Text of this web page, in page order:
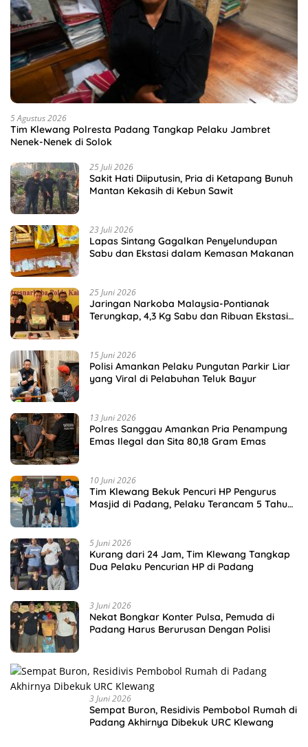
5 Agustus 2026
Tim Klewang Polresta Padang Tangkap Pelaku Jambret
Nenek-Nenek di Solok
25 Juli 2026
Sakit Hati Diiputusin, Pria di Ketapang Bunuh
Mantan Kekasih di Kebun Sawit
23 Juli 2026
Lapas Sintang Gagalkan Penyelundupan
Sabu dan Ekstasi dalam Kemasan Makanan
25 Juni 2026
Jaringan Narkoba Malaysia-Pontianak
Terungkap, 4,3 Kg Sabu dan Ribuan Ekstasi
15 Juni 2026
Polisi Amankan Pelaku Pungutan Parkir Liar
yang Viral di Pelabuhan Teluk Bayur
13 Juni 2026
Polres Sanggau Amankan Pria Penampung
Emas Ilegal dan Sita 80,18 Gram Emas
10 Juni 2026
Tim Klewang Bekuk Pencuri HP Pengurus
Masjid di Padang, Pelaku Terancam 5 Tahun
5 Juni 2026
Kurang dari 24 Jam, Tim Klewang Tangkap
Dua Pelaku Pencurian HP di Padang
3 Juni 2026
Nekat Bongkar Konter Pulsa, Pemuda di
Padang Harus Berurusan Dengan Polisi
3 Juni 2026
Sempat Buron, Residivis Pembobol Rumah di
Padang Akhirnya Dibekuk URC Klewang